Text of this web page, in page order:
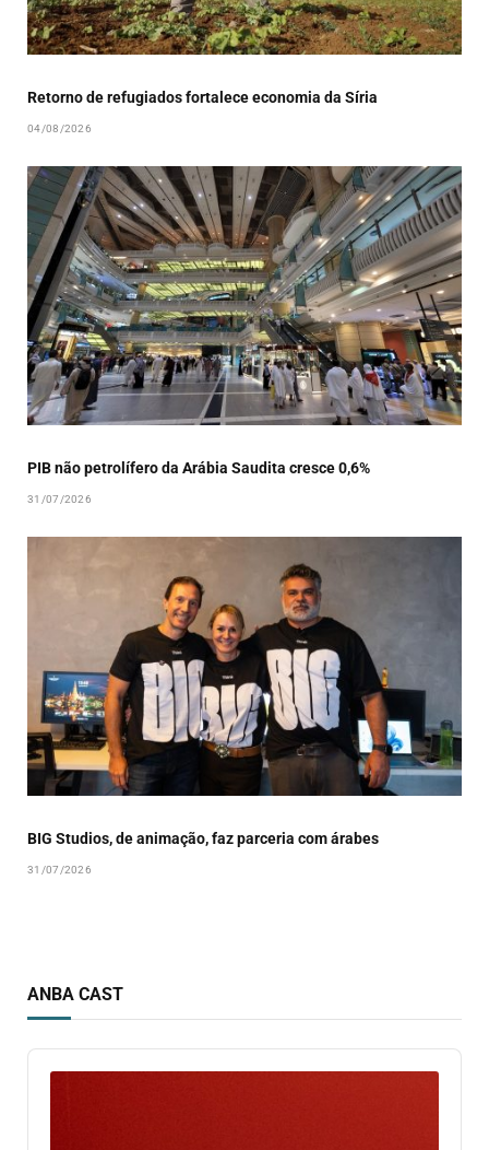
Retorno de refugiados fortalece economia da Síria
04/08/2026
PIB não petrolífero da Arábia Saudita cresce 0,6%
31/07/2026
BIG Studios, de animação, faz parceria com árabes
31/07/2026
ANBA CAST
Audio
Player